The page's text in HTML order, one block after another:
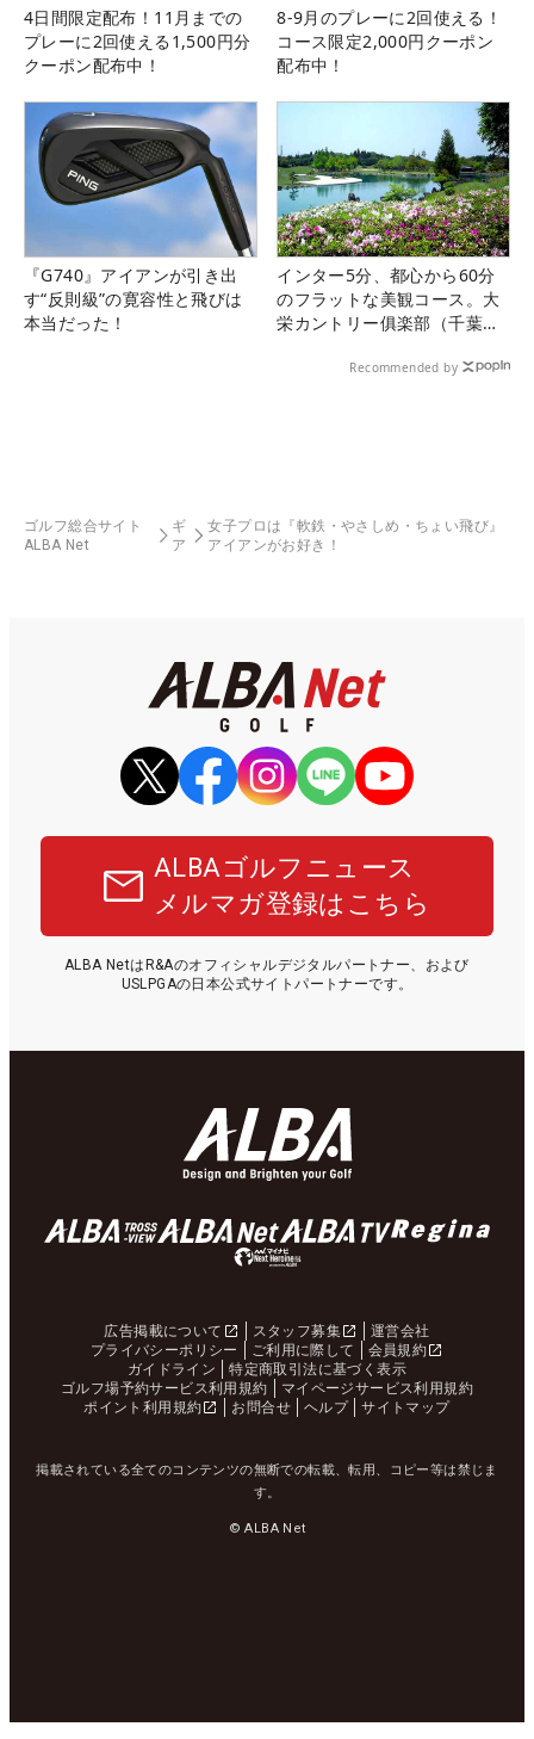
4日間限定配布！11月までの
プレーに2回使える1,500円分
クーポン配布中！
8-9月のプレーに2回使える！
コース限定2,000円クーポン
配布中！
『G740』アイアンが引き出
す“反則級”の寛容性と飛びは
本当だった！
インター5分、都心から60分
のフラットな美観コース。大
栄カントリー俱楽部（千葉
Recommended by
ゴルフ総合サイト
ALBA Net
ギ
ア
女子プロは『軟鉄・やさしめ・ちょい飛び』
アイアンがお好き！
ALBAゴルフニュース
メルマガ登録はこちら
ALBA NetはR&Aのオフィシャルデジタルパートナー、および
USLPGAの日本公式サイトパートナーです。
広告掲載について スタッフ募集
運営会社
プライバシーポリシー
ご利用に際して
会員規約
ガイドライン
特定商取引法に基づく表示
ゴルフ場予約サービス利用規約
マイページサービス利用規約
ポイント利用規約
お問合せ ヘルプ サイトマップ
掲載されている全てのコンテンツの無断での転載、転用、コピー等は禁じま
す。
© ALBA Net